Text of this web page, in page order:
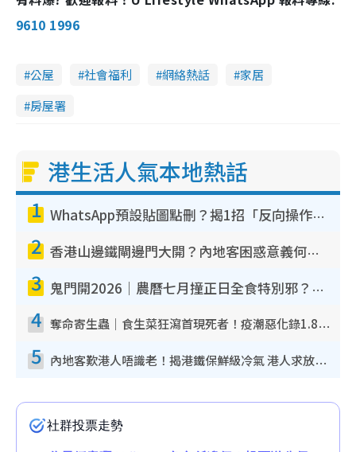
9610 1996
公屋 社會福利 網絡熱話
家居
房屋署
港生活人氣本地熱話
1 WhatsApp預設貼圖點刪？揭1招「反向操作」還原簡潔介面 附3步實測教學
2 香港山邊鐵閘邊門大開？內地客困惑意義何在！網民神回覆：呢種叫法理性防禦
3 鬼門開2026｜農曆七月撞正日全食特別邪？專家警告切忌做一事！揭4大禁忌+2招保平安
4 奪命寄生蟲｜食生菜狂瀉首現死者！疫潮惡化錄1.8萬宗病例 揭洗菜3大謬誤
5 內地客歎港人唔識老！揭港鐵保鮮級冷氣 港人求放過：咪投訴